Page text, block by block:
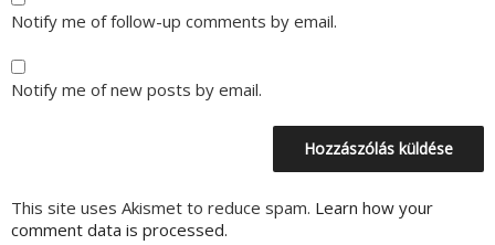
Notify me of follow-up comments by email.
Notify me of new posts by email.
This site uses Akismet to reduce spam. Learn how your
comment data is processed.